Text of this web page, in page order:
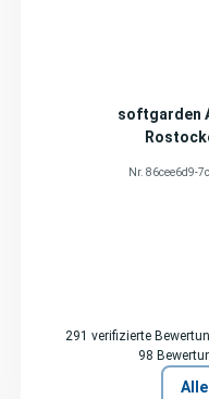
softgarden
Nr. 86cee6d9-
291 verifizierte
98